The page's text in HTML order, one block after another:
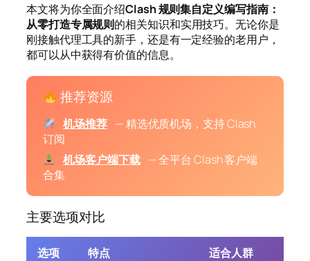
本文将为你全面介绍Clash 规则集自定义编写指南：
从零打造专属规则的相关知识和实用技巧。无论你是
刚接触代理工具的新手，还是有一定经验的老用户，
都可以从中获得有价值的信息。
推荐资源
机场推荐 — 精选优质机场，支持 Clash
订阅
机场客户端下载 — 全平台 Clash 客户端
合集
主要选项对比
选项 特点
适合人群